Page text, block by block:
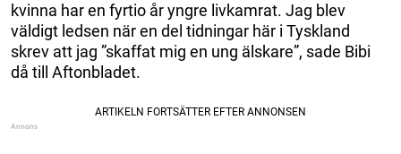
kvinna har en fyrtio år yngre livkamrat. Jag blev
väldigt ledsen när en del tidningar här i Tyskland
skrev att jag ”skaffat mig en ung älskare”, sade Bibi
då till Aftonbladet.